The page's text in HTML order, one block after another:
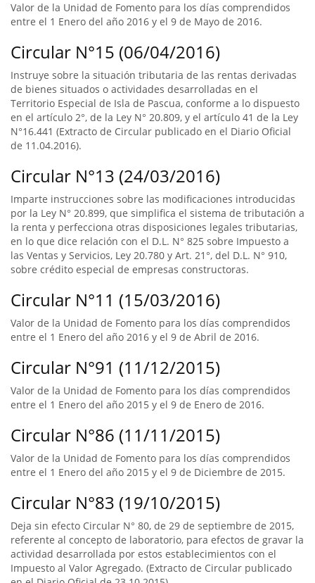
Valor de la Unidad de Fomento para los días comprendidos
entre el 1 Enero del año 2016 y el 9 de Mayo de 2016.
Circular N°15 (06/04/2016)
Instruye sobre la situación tributaria de las rentas derivadas
de bienes situados o actividades desarrolladas en el
Territorio Especial de Isla de Pascua, conforme a lo dispuesto
en el artículo 2°, de la Ley N° 20.809, y el artículo 41 de la Ley
N°16.441 (Extracto de Circular publicado en el Diario Oficial
de 11.04.2016).
Circular N°13 (24/03/2016)
Imparte instrucciones sobre las modificaciones introducidas
por la Ley N° 20.899, que simplifica el sistema de tributación a
la renta y perfecciona otras disposiciones legales tributarias,
en lo que dice relación con el D.L. N° 825 sobre Impuesto a
las Ventas y Servicios, Ley 20.780 y Art. 21°, del D.L. N° 910,
sobre crédito especial de empresas constructoras.
Circular N°11 (15/03/2016)
Valor de la Unidad de Fomento para los días comprendidos
entre el 1 Enero del año 2016 y el 9 de Abril de 2016.
Circular N°91 (11/12/2015)
Valor de la Unidad de Fomento para los días comprendidos
entre el 1 Enero del año 2015 y el 9 de Enero de 2016.
Circular N°86 (11/11/2015)
Valor de la Unidad de Fomento para los días comprendidos
entre el 1 Enero del año 2015 y el 9 de Diciembre de 2015.
Circular N°83 (19/10/2015)
Deja sin efecto Circular N° 80, de 29 de septiembre de 2015,
referente al concepto de laboratorio, para efectos de gravar la
actividad desarrollada por estos establecimientos con el
Impuesto al Valor Agregado. (Extracto de Circular publicado